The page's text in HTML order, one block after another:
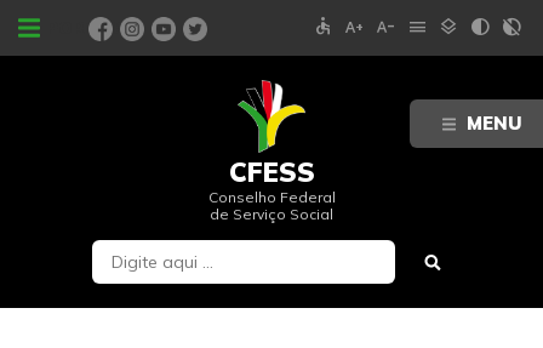
MENU
PORTAIS accessible text_increase text_decrease menu layers contrast contrast_rtl_off
CFESS
Conselho Federal
de Serviço Social